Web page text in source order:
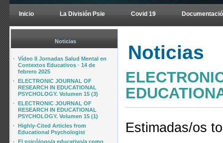
Inicio La División Psie Covid 19
Noticias
· Vídeo II Jornadas Salud Mental en
Contextos Educativos · 14 de
febrero 2025
· ELECTRONIC JOURNAL OF
RESEARCH IN EDUCATIONAL
PSYCHOLOGY. Volumen 15 (3)
· ELECTRONIC JOURNAL OF
RESEARCH IN EDUCATIONAL
PSYCHOLOGY. Volumen 15 (1)
· Highly-Cited Articles from
Educational Psychologist
· El psicólogo/a educativo/a como
Noticias
Estimadas/os